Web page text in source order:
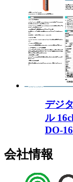
デジ
ル
DO-
会社情報